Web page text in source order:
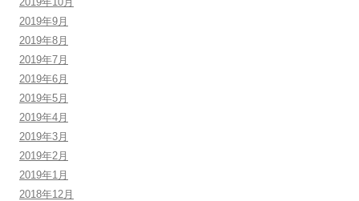
2019年9月
2019年8月
2019年7月
2019年6月
2019年5月
2019年4月
2019年3月
2019年2月
2019年1月
2018年12月